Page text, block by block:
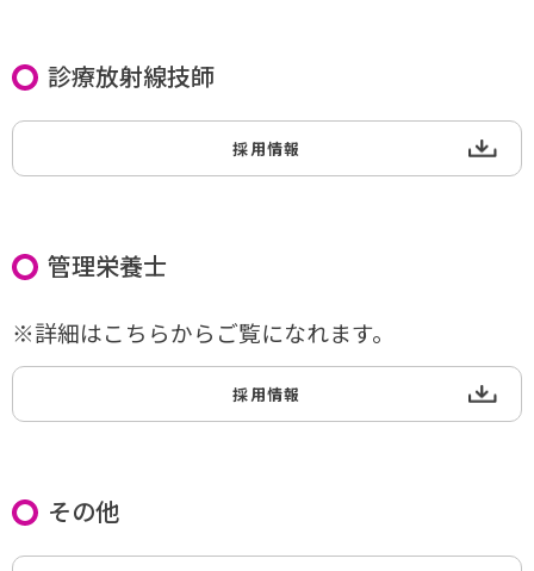
診療放射線技師
採用情報
管理栄養士
※詳細はこちらからご覧になれます。
採用情報
その他